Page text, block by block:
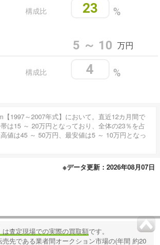
%
23
構成比
5 ～ 10 万円
%
4
構成比
【1997～2007年式】において。直近12カ月間で
は15 ～ 20万円となっており、全体の23％を占
値は45 ～ 50万円、最安値は5 ～ 10万円となっ
※データ更新：2026年08月07日
は査定現場での実際の買取額です。
先である業者間オークション市場の(年間 約20